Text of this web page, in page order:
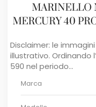
MARINELLO
MERCURY 40
Disclaimer: le
illustrativo. Ordinando
590 nel periodo...
Marca